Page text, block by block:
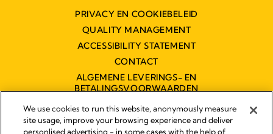
PRIVACY EN COOKIEBELEID
QUALITY MANAGEMENT
ACCESSIBILITY STATEMENT
CONTACT
ALGEMENE LEVERINGS- EN
BETALINGSVOORWAARDEN
TOEGANKELIJKHEIDSVERKLARING
We use cookies to run this website, anonymously measure
site usage, improve your browsing experience and deliver
personlised advertising - in some cases with the help of